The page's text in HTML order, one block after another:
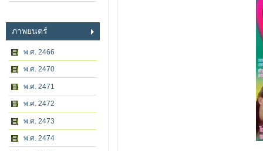
ภาพยนตร์
พ.ศ. 2466
พ.ศ. 2470
พ.ศ. 2471
พ.ศ. 2472
พ.ศ. 2473
พ.ศ. 2474